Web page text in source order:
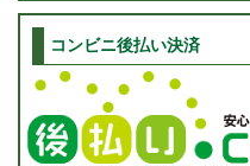
コンビニ後払い決済